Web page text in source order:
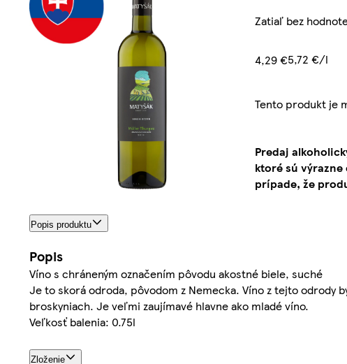
Zatiaľ bez
4,29 €5,72 €/l
Tento produkt je
Predaj
ktoré sú
prípade, že
Popis produktu
Popis
Víno s chráneným označením pôvodu akostné biele, suché
Je to skorá odroda, pôvodom z Nemecka. Víno z tejto
broskyniach. Je veľmi zaujímavé hlavne ako mladé víno.
Veľkosť balenia: 0.75l
Zloženie